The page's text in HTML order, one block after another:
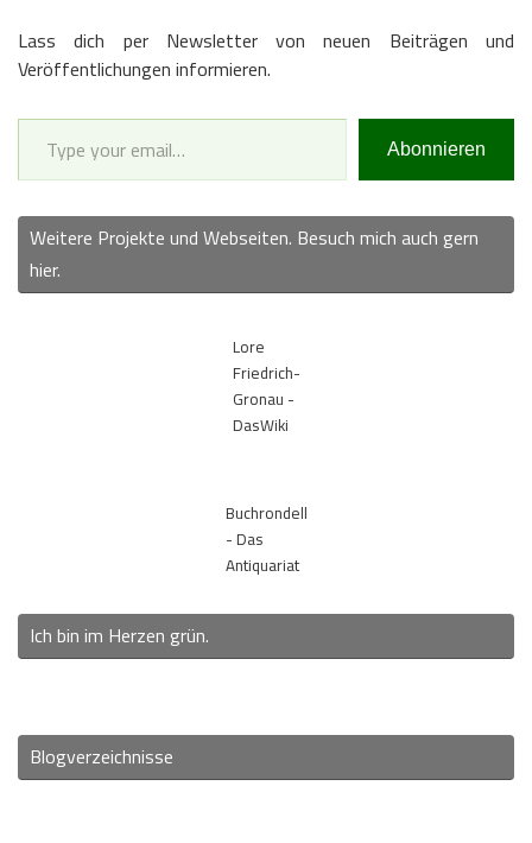
Lass dich per Newsletter von neuen Beiträgen und
Veröffentlichungen informieren.
Type your email…
Abonnieren
Weitere Projekte und Webseiten. Besuch mich auch gern
hier.
Lore
Friedrich-
Gronau -
DasWiki
Buchrondell
- Das
Antiquariat
Ich bin im Herzen grün.
Blogverzeichnisse